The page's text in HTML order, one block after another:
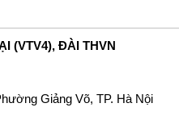
(VTV4), ĐÀI THVN
Giảng Võ, TP. Hà Nội